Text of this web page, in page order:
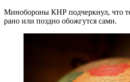
Минобороны КНР подчеркнул, что
рано или поздно обожгутся сами.